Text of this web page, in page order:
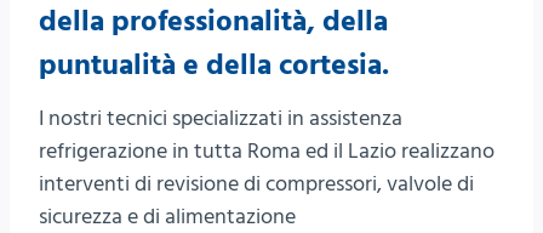
della professionalità, della
puntualità e della cortesia.
I nostri tecnici specializzati in assistenza
refrigerazione in tutta Roma ed il Lazio realizzano
interventi di revisione di compressori, valvole di
sicurezza e di alimentazione